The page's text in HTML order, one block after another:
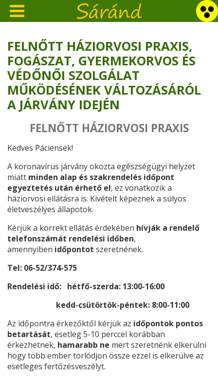
FELNŐTT HÁZIORVOSI PRAXIS,
FOGÁSZAT, GYERMEKORVOS ÉS
VÉDŐNŐI SZOLGÁLAT
MŰKÖDÉSÉNEK VÁLTOZÁSÁRÓL
A JÁRVÁNY IDEJÉN
FELNŐTT HÁZIORVOSI PRAXIS
Kedves Páciensek!
A koronavírus járvány okozta egészségügyi helyzet
miatt minden alap és szakrendelés időpont
egyeztetés után érhető el, ez vonatkozik a
háziorvosi ellátásra is. Kivételt képeznek a súlyos
életveszélyes állapotok.
Kérjük a korrekt ellátás érdekében hívják a rendelő
telefonszámát rendelési időben,
amennyiben időpontot szeretnének.
Tel: 06-52/374-575
Rendelési idő: hétfő-szerda: 13:00-16:00
kedd-csütörtök-péntek: 8:00-11:00
Az időpontra érkezőktől kérjük az időpontok pontos
betartását, esetleg 5-10 perccel korábban
érkezhetnek, hamarabb ne mert szeretnénk elkerülni
hogy több ember torlódjon össze ezzel is elkerülve az
esetleges fertőzésveszélyt.